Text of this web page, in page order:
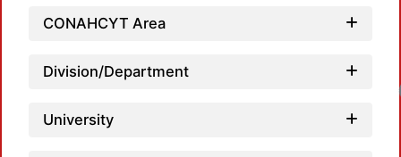
CONAHCYT Area
Division/Department
University